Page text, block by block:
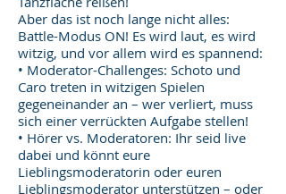
Aber das ist noch lange nicht alles:
Battle-Modus ON! Es wird laut, es wird
witzig, und vor allem wird es spannend:
• Moderator-Challenges: Schoto und
Caro treten in witzigen Spielen
gegeneinander an – wer verliert, muss
sich einer verrückten Aufgabe stellen!
• Hörer vs. Moderatoren: Ihr seid live
dabei und könnt eure
Lieblingsmoderatorin oder euren
Lieblingsmoderator unterstützen – oder